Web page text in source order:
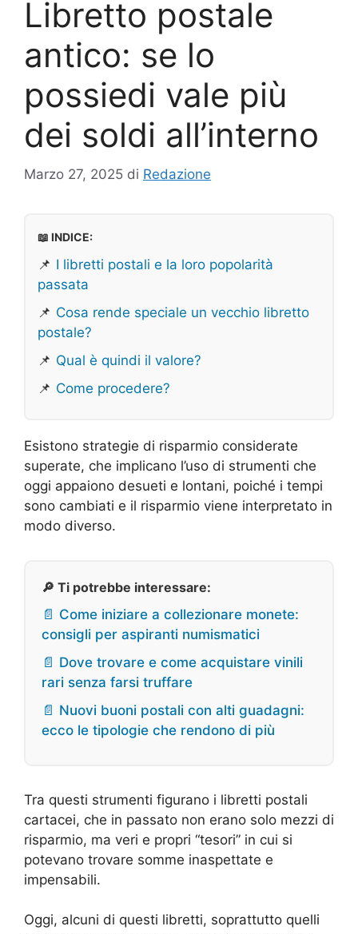
Libretto postale
antico: se lo
possiedi vale più
dei soldi all’interno
Marzo 27, 2025 di Redazione
📖 INDICE:
📌 I libretti postali e la loro popolarità
passata
📌 Cosa rende speciale un vecchio libretto
postale?
📌 Qual è quindi il valore?
📌 Come procedere?
Esistono strategie di risparmio considerate
superate, che implicano l’uso di strumenti che
oggi appaiono desueti e lontani, poiché i tempi
sono cambiati e il risparmio viene interpretato in
modo diverso.
🔎 Ti potrebbe interessare:
📄 Come iniziare a collezionare monete:
consigli per aspiranti numismatici
📄 Dove trovare e come acquistare vinili
rari senza farsi truffare
📄 Nuovi buoni postali con alti guadagni:
ecco le tipologie che rendono di più
Tra questi strumenti figurano i libretti postali
cartacei, che in passato non erano solo mezzi di
risparmio, ma veri e propri “tesori” in cui si
potevano trovare somme inaspettate e
impensabili.
Oggi, alcuni di questi libretti, soprattutto quelli